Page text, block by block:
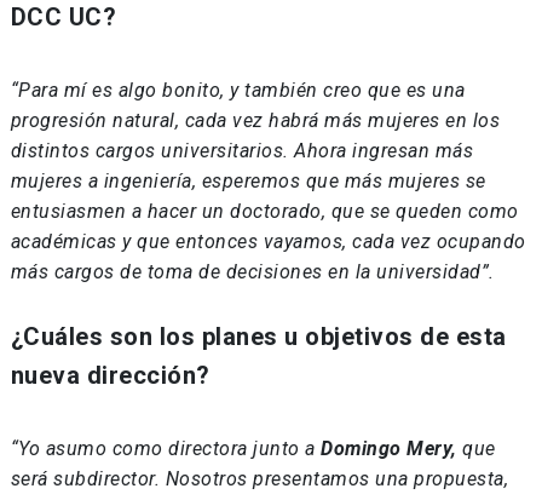
DCC UC?
“Para mí es algo bonito, y también creo que es una
progresión natural, cada vez habrá más mujeres en los
distintos cargos universitarios. Ahora ingresan más
mujeres a ingeniería, esperemos que más mujeres se
entusiasmen a hacer un doctorado, que se queden como
académicas y que entonces vayamos, cada vez ocupando
más cargos de toma de decisiones en la universidad”.
¿Cuáles son los planes u objetivos de esta
nueva dirección?
“Yo asumo como directora junto a Domingo Mery, que
será subdirector. Nosotros presentamos una propuesta,